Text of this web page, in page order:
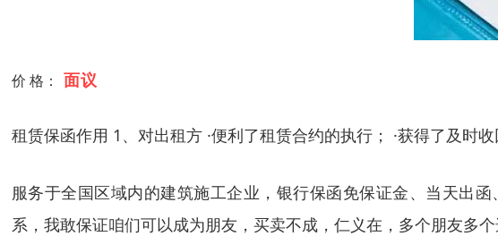
价 格： 面议
租赁保函作用 1、对出租方 ·便利了租赁合约的执行； ·获得了及时
服务于全国区域内的建筑施工企业，银行保函免保证金、当天出
系，我敢保证咱们可以成为朋友，买卖不成，仁义在，多个朋友多个